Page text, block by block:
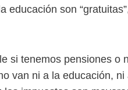
educación son
si tenemos pensiones o
van ni a la educación,